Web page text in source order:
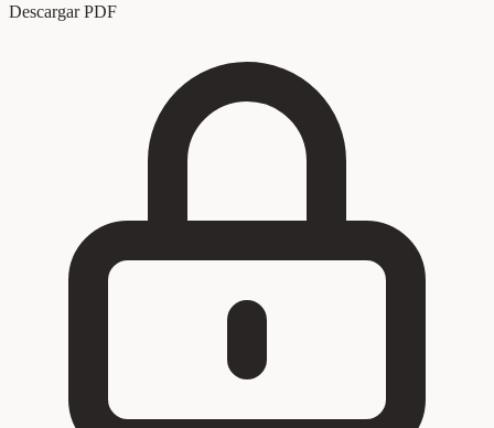
Descargar PDF